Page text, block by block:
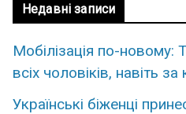
Недавні записи
Мобілізація по-новому:
всіх чоловіків, навіть
Українські біженці